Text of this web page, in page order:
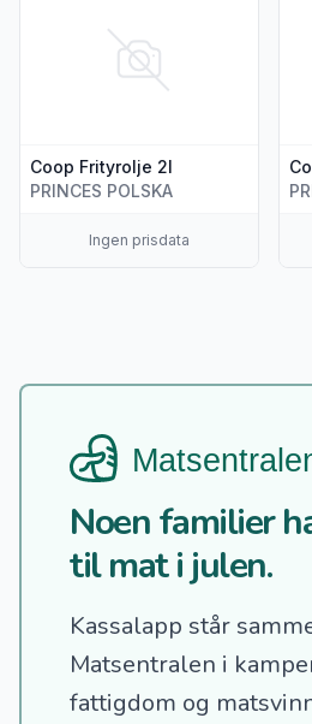
Coop Frityrolje 2l
PRINCES POLSKA
Ingen prisdata
Noen familier
til mat i julen.
Kassalapp står
Matsentralen i
fattigdom og